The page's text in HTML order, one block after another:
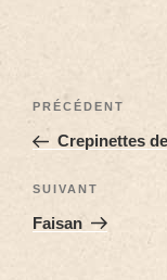
PRÉCÉDENT
Crepinettes
SUIVANT
Faisan